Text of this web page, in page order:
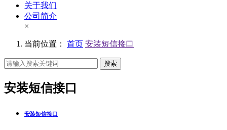
关于我们
公司简介
×
当前位置： 首页 安装短信接口
搜索
安装短信接口
安装短信接口